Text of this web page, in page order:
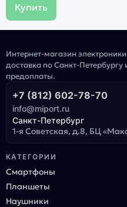
Купить
Интернет-магазин
доставка по Санкт-
предоплаты.
+7 (812) 602-78-70
info@miport.ru
Санкт-Петербург
1-я Советская, д.8, БЦ
КАТЕГОРИИ
Смартфоны
Планшеты
Наушники